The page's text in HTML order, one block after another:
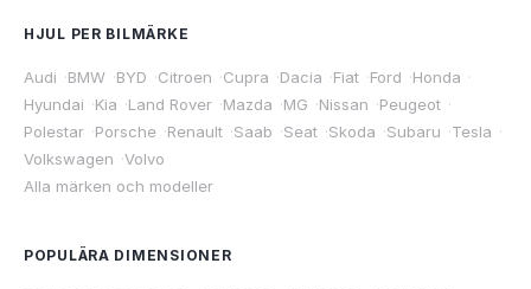
HJUL PER BILMÄRKE
Audi ·BMW ·BYD ·Citroen ·Cupra ·Dacia ·Fiat ·Ford ·Honda ·
Hyundai ·Kia ·Land Rover ·Mazda ·MG ·Nissan ·Peugeot ·
Polestar ·Porsche ·Renault ·Saab ·Seat ·Skoda ·Subaru ·Tesla ·
Volkswagen ·Volvo
Alla märken och modeller
POPULÄRA DIMENSIONER